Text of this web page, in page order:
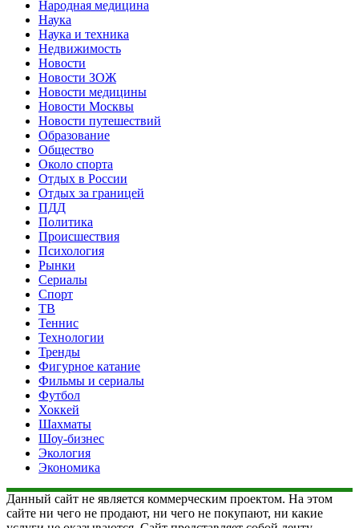
Народная медицина
Наука
Наука и техника
Недвижимость
Новости
Новости ЗОЖ
Новости медицины
Новости Москвы
Новости путешествий
Образование
Общество
Около спорта
Отдых в России
Отдых за границей
ПДД
Политика
Происшествия
Психология
Рынки
Сериалы
Спорт
ТВ
Теннис
Технологии
Тренды
Фигурное катание
Фильмы и сериалы
Футбол
Хоккей
Шахматы
Шоу-бизнес
Экология
Экономика
Данный сайт не является коммерческим проектом. На этом
сайте ни чего не продают, ни чего не покупают, ни какие